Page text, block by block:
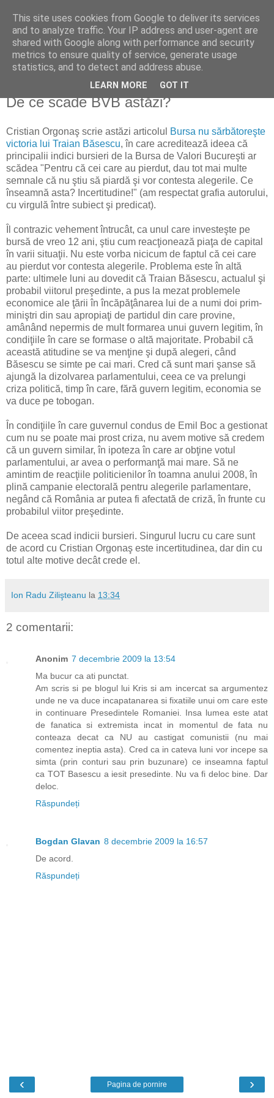
Reflecţii economice
blog de reflecţii, informaţii şi opinii economice
luni, 7 decembrie 2009
De ce scade BVB astăzi?
Cristian Orgonaş scrie astăzi articolul
Bursa nu sărbătoreşte
victoria lui Traian Băsescu, în care acreditează ideea că
principalii indici bursieri de la Bursa de Valori Bucureşti ar
scădea "Pentru că cei care au pierdut, dau tot mai multe
semnale că nu ştiu să piardă şi vor contesta alegerile. Ce
înseamnă asta? Incertitudine!" (am respectat grafia autorului,
cu virgulă între subiect şi predicat).
Îl contrazic vehement întrucât, ca unul care investeşte pe
bursă de vreo 12 ani, ştiu cum reacţionează piaţa de capital
în varii situaţii. Nu este vorba nicicum de faptul că cei care
au pierdut vor contesta alegerile. Problema este în altă
parte: ultimele luni au dovedit că Traian Băsescu, actualul şi
probabil viitorul preşedinte, a pus la mezat problemele
economice ale ţării în încăpăţânarea lui de a numi doi prim-
miniştri din sau apropiaţi de partidul din care provine,
amânând nepermis de mult formarea unui guvern legitim, în
condiţiile în care se formase o altă majoritate. Probabil că
această atitudine se va menţine şi după alegeri, când
Băsescu se simte pe cai mari. Cred că sunt mari şanse să
ajungă la dizolvarea parlamentului, ceea ce va prelungi
criza politică, timp în care, fără guvern legitim, economia se
va duce pe tobogan.
În condiţiile în care guvernul condus de Emil Boc a gestionat
cum nu se poate mai prost criza, nu avem motive să credem
că un guvern similar, în ipoteza în care ar obţine votul
parlamentului, ar avea o performanţă mai mare. Să ne
amintim de reacţiile politicienilor în toamna anului 2008, în
plină campanie electorală pentru alegerile parlamentare,
negând că România ar putea fi afectată de criză, în frunte cu
probabilul viitor preşedinte.
De aceea scad indicii bursieri. Singurul lucru cu care sunt
de acord cu Cristian Orgonaş este incertitudinea, dar din cu
totul alte motive decât crede el.
Ion Radu Zilişteanu la 13:34
2 comentarii:
Anonim 7 decembrie 2009 la 13:54
Ma bucur ca ati punctat.
Am scris si pe blogul lui Kris si am incercat sa argumentez
unde ne va duce incapatanarea si fixatiile unui om care este
in continuare Presedintele Romaniei. Insa lumea este atat
de fanatica si extremista incat in momentul de fata nu
conteaza decat ca NU au castigat comunistii (nu mai
comentez ineptia asta). Cred ca in cateva luni vor incepe sa
simta (prin conturi sau prin buzunare) ce inseamna faptul
ca TOT Basescu a iesit presedinte. Nu va fi deloc bine. Dar
deloc.
Răspundeți
Bogdan Glavan 8 decembrie 2009 la 16:57
De acord.
Răspundeți
‹ ›
Pagina de pornire
This site uses cookies from Google to deliver its services
and to analyze traffic. Your IP address and user-agent are
shared with Google along with performance and security
metrics to ensure quality of service, generate usage
statistics, and to detect and address abuse.
LEARN MORE GOT IT